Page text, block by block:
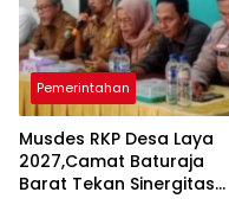
Pemerintahan
Musdes RKP Desa Laya
2027,Camat Baturaja
Barat Tekan Sinergitas